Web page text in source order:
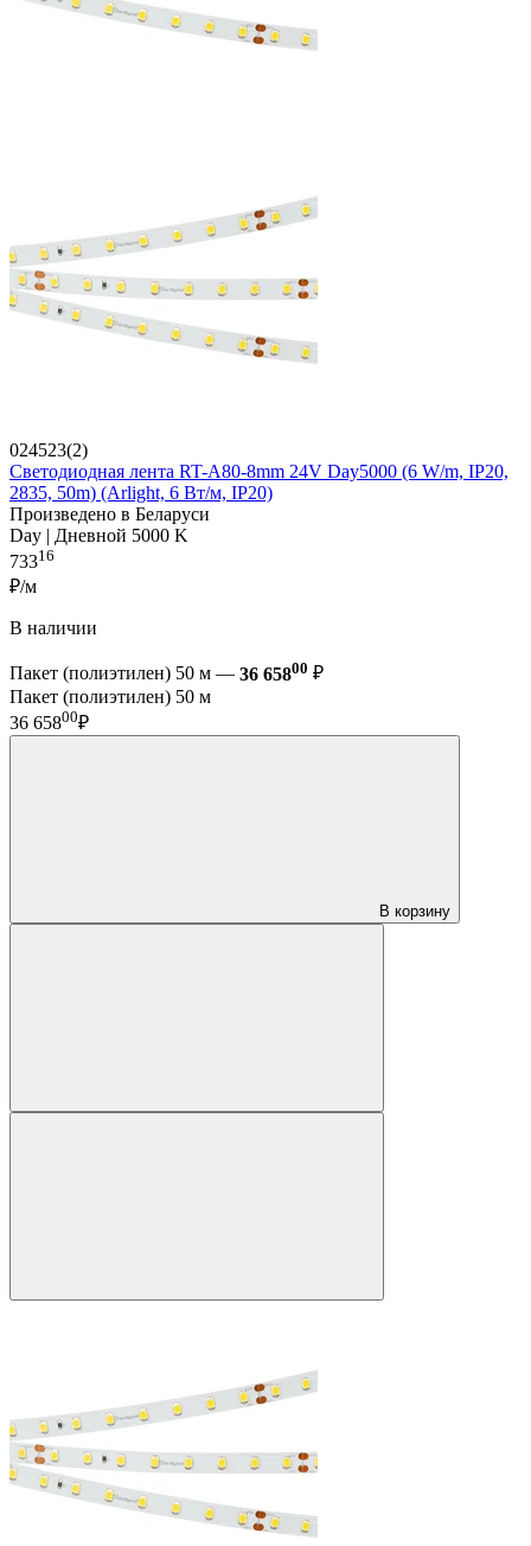
024523(2)
Светодиодная лента RT-A80-8mm 24V Day5000 (6 W/m, IP20,
2835, 50m) (Arlight, 6 Вт/м, IP20)
Произведено в Беларуси
Day | Дневной 5000 K
73316
₽/м
В наличии
Пакет (полиэтилен) 50 м — 36 65800 ₽
Пакет (полиэтилен) 50 м
36 65800₽
В корзину